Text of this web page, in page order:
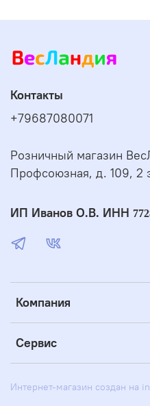
Компания
Сервис
Контакты
+79687080071
Розничный магазин
Профсоюзная, д. 109, 2
ИП Иванов О.В. ИНН
Интернет-магазин создан на